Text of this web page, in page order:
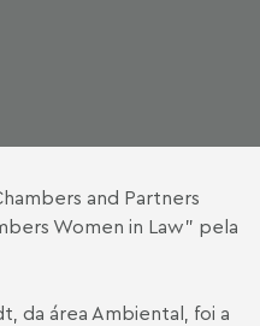
and Partners
Women in Law" pela
da área Ambiental, foi a